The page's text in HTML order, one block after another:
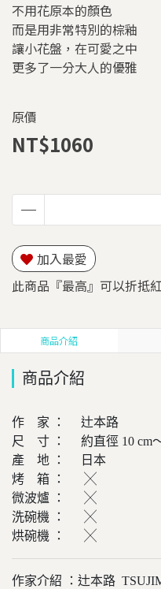
不用花原本的顏色
而是用非常特別的棕釉
讓小花盤，在可愛之中
更多了一分大人的優雅
原價
NT$1060
加入最愛
此商品『最高』可以折抵
商品介紹
商品介紹
作 家 ： 辻本路
尺 寸 ： 約直徑 10 cm～
產 地 ： 日本
烤 箱 ： ╳
微波爐 ： ╳
洗碗機 ： ╳
烘碗機 ： ╳
作家介紹 ：辻本路